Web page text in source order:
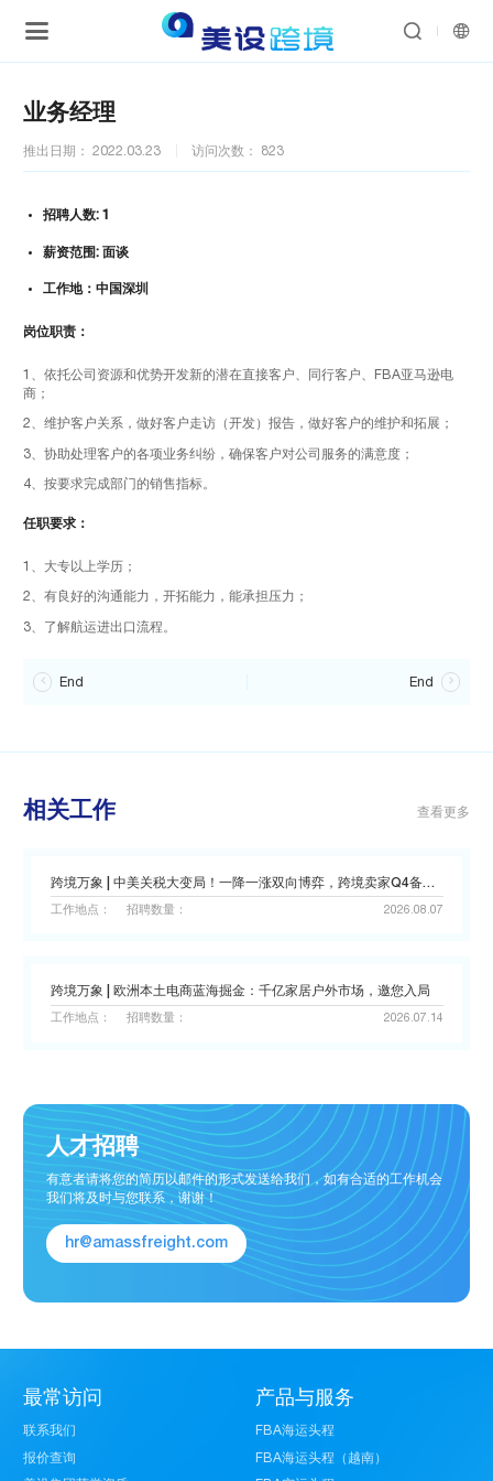
 
业务经理
推出日期： 2022.03.23 访问次数： 823
招聘人数: 1
薪资范围: 面谈
工作地：中国深圳
岗位职责：
1、依托公司资源和优势开发新的潜在直接客户、同行客户、FBA亚马逊电
商；
2、维护客户关系，做好客户走访（开发）报告，做好客户的维护和拓展；
3、协助处理客户的各项业务纠纷，确保客户对公司服务的满意度；
4、按要求完成部门的销售指标。
任职要求：
1、大专以上学历；
2、有良好的沟通能力，开拓能力，能承担压力；
3、了解航运进出口流程。
 End End 
相关工作 查看更多
跨境万象 | 中美关税大变局！一降一涨双向博弈，跨境卖家Q4备货策略全面解析
工作地点： 招聘数量： 2026.08.07
跨境万象 | 欧洲本土电商蓝海掘金：千亿家居户外市场，邀您入局
工作地点： 招聘数量： 2026.07.14
人才招聘
有意者请将您的简历以邮件的形式发送给我们，如有合适的工作机会
我们将及时与您联系，谢谢！
hr@amassfreight.com
最常访问
联系我们
报价查询
产品与服务
FBA海运头程
FBA海运头程（越南）